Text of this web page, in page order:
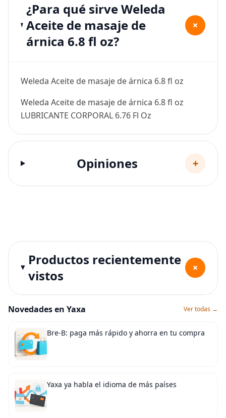
¿Para qué sirve Weleda
Aceite de masaje de
árnica 6.8 fl oz?
+
Weleda Aceite de masaje de árnica 6.8 fl oz
Weleda Aceite de masaje de árnica 6.8 fl oz
LUBRICANTE CORPORAL 6.76 Fl Oz
Opiniones +
Productos recientemente
vistos
+
Novedades en Yaxa Ver todas →
Bre-B: paga más rápido y ahorra en tu compra
Yaxa ya habla el idioma de más países